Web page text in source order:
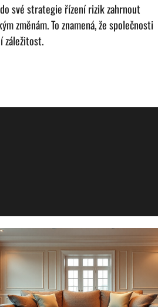
své strategie řízení rizik zahrnout
změnám. To znamená, že společnosti
záležitost.